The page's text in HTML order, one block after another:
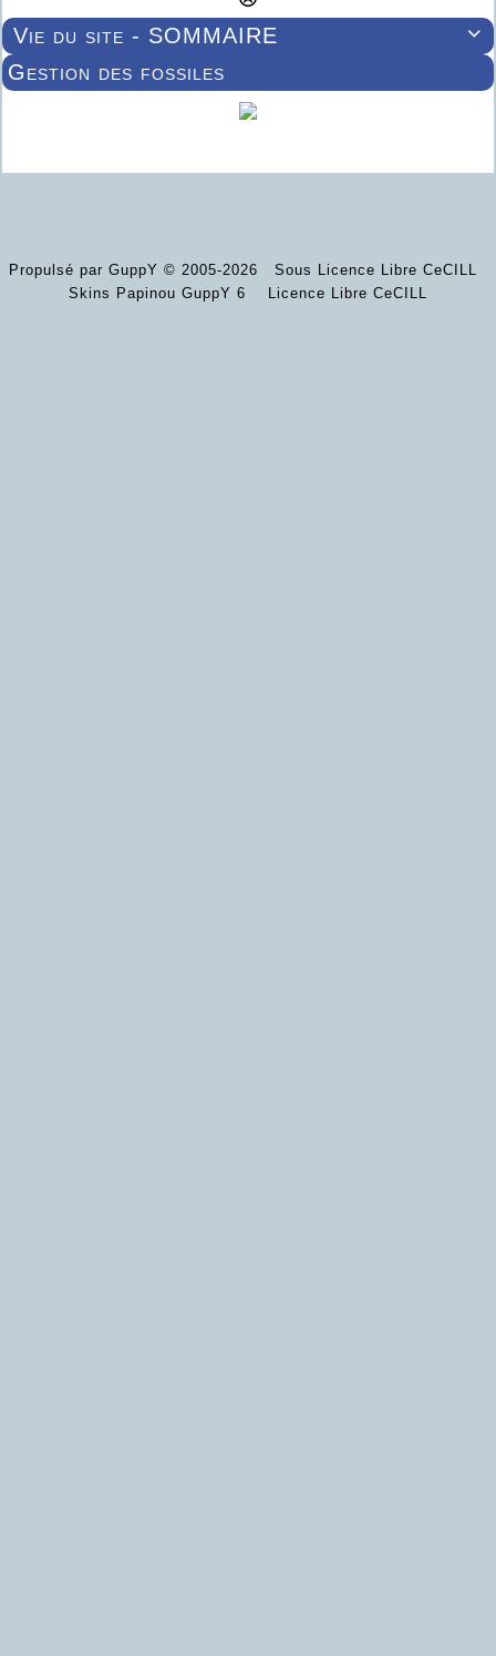

Vie du site - SOMMAIRE
Gestion des fossiles
Propulsé par GuppY © 2005-2026
Sous Licence Libre CeCILL
Skins Papinou GuppY 6
Licence Libre CeCILL